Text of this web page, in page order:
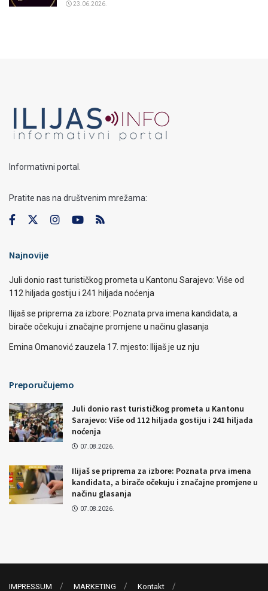
23.06.2026.
Informativni portal.
Pratite nas na društvenim mrežama:
Najnovije
Juli donio rast turističkog prometa u Kantonu Sarajevo: Više od
112 hiljada gostiju i 241 hiljada noćenja
Ilijaš se priprema za izbore: Poznata prva imena kandidata, a
birače očekuju i značajne promjene u načinu glasanja
Emina Omanović zauzela 17. mjesto: Ilijaš je uz nju
Preporučujemo
Juli donio rast turističkog prometa u Kantonu
Sarajevo: Više od 112 hiljada gostiju i 241 hiljada
noćenja
07.08.2026.
Ilijaš se priprema za izbore: Poznata prva imena
kandidata, a birače očekuju i značajne promjene u
načinu glasanja
07.08.2026.
IMPRESSUM MARKETING Kontakt